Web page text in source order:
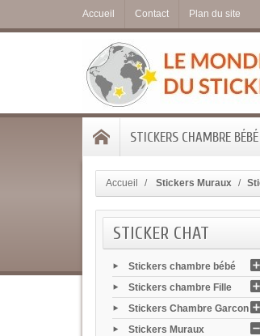
Accueil Contact Plan du site
STICKERS CHAMBRE BÉBÉ
Accueil Stickers Muraux
STICKER CHAT
Stickers chambre bébé
Stickers chambre Fille
Stickers Chambre Garcon
Stickers Muraux